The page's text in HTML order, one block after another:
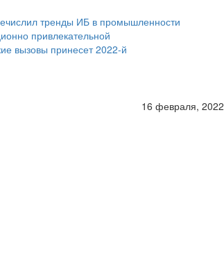
тренды ИБ в промышленности
привлекательной
вызовы принесет 2022-й
16 февраля, 2022